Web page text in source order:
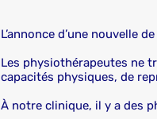
L’annonce d’une nouvelle
Les physiothérapeutes ne
capacités physiques, de
À notre clinique, il y a des